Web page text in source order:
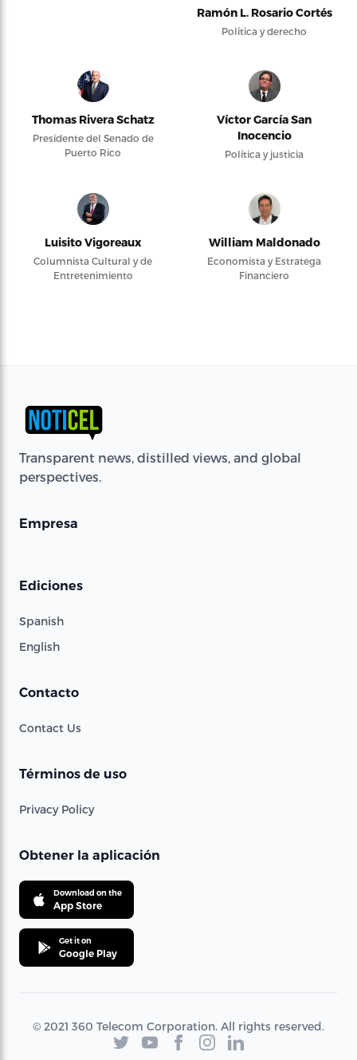
Ramón L. Rosario Cortés
Política y derecho
Thomas Rivera Schatz
Presidente del Senado de
Puerto Rico
Víctor García San
Inocencio
Política y justicia
Luisito Vigoreaux
Columnista Cultural y de
Entretenimiento
William Maldonado
Economista y Estratega
Financiero
Transparent news, distilled views, and global
perspectives.
Empresa
Ediciones
Spanish
English
Contacto
Contact Us
Términos de uso
Privacy Policy
Obtener la aplicación
Download on the
App Store
Get it on
Google Play
© 2021 360 Telecom Corporation. All rights reserved.